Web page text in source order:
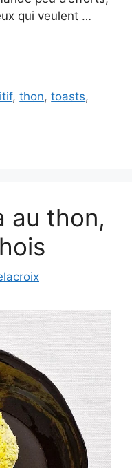
qui veulent …
,thon,toasts,
au thon,